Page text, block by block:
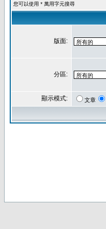
您可以使用 * 萬用字元搜尋
版面:
分區:
顯示模式: 文章